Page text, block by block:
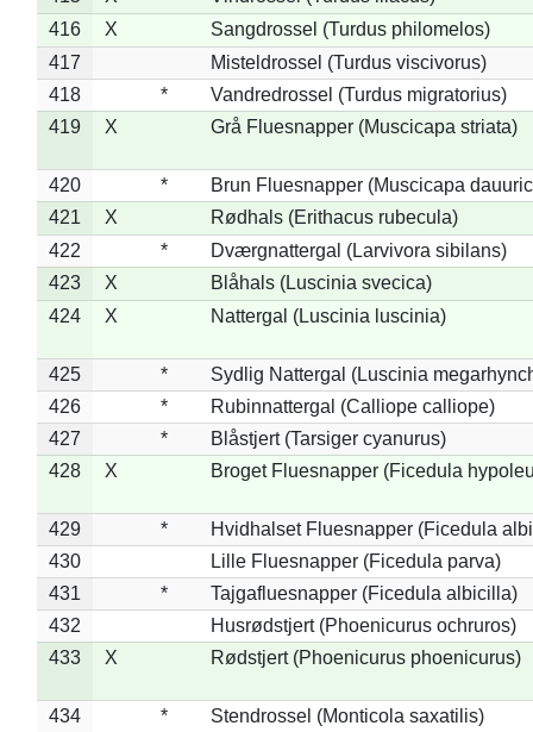
416
X
Sangdrossel (Turdus philomelos)
417
Misteldrossel (Turdus viscivorus)
418
*
Vandredrossel (Turdus migratorius)
419
X Grå Fluesnapper (Muscicapa striata)
420 *
Brun Fluesnapper (Muscicapa
421
X
Rødhals (Erithacus rubecula)
422
*
Dværgnattergal (Larvivora sibilans)
423
X
Blåhals (Luscinia svecica)
424
X Nattergal (Luscinia luscinia)
425 *
Sydlig Nattergal (Luscinia
426
*
Rubinnattergal (Calliope calliope)
427
*
Blåstjert (Tarsiger cyanurus)
428
X Broget Fluesnapper (Ficedula
429 *
Hvidhalset Fluesnapper (Ficedula
430
Lille Fluesnapper (Ficedula parva)
431
*
Tajgafluesnapper (Ficedula albicilla)
432
Husrødstjert (Phoenicurus ochruros)
433
X Rødstjert (Phoenicurus phoenicurus)
434 * Stendrossel (Monticola saxatilis)